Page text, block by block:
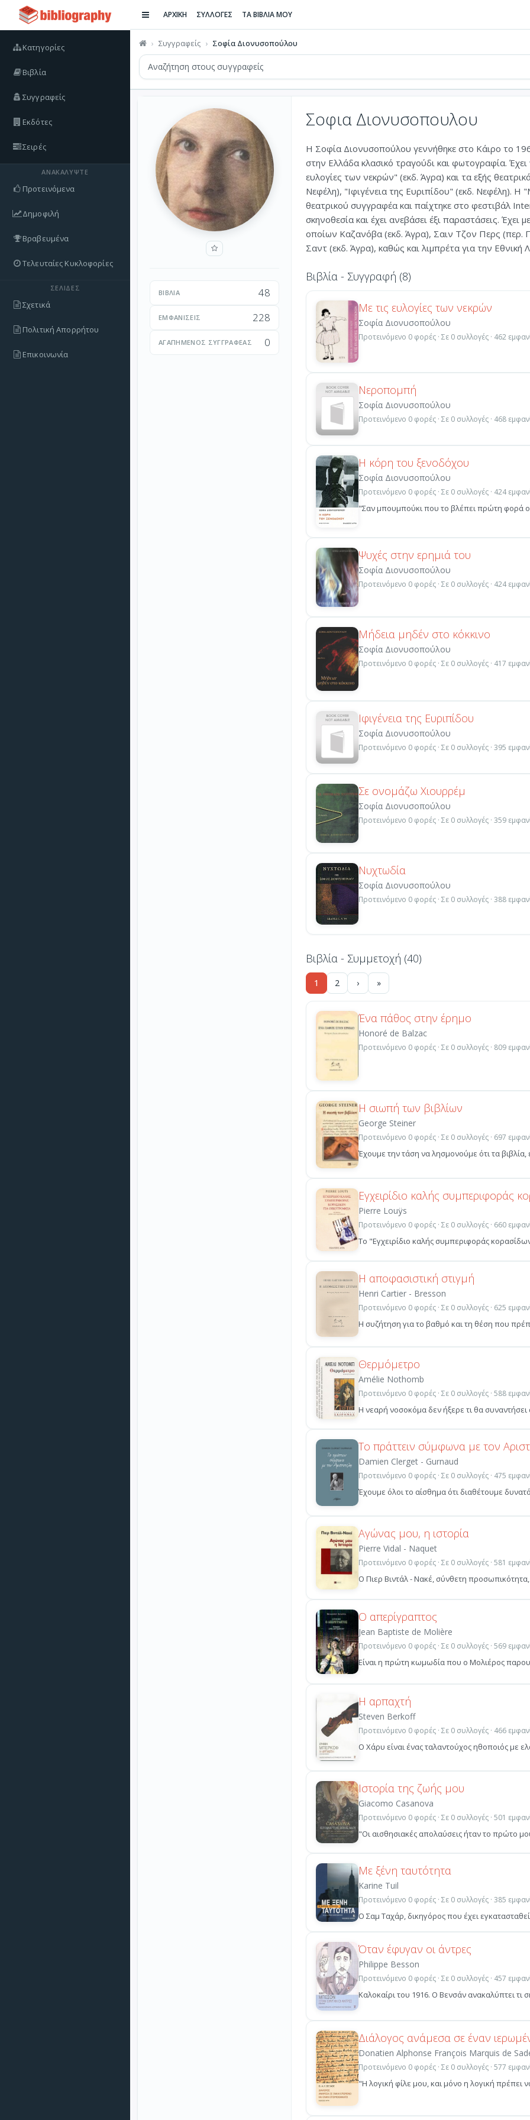
Κατηγορίες
Βιβλία
Συγγραφείς
Εκδότες
Σειρές
ΑΝΑΚΑΛΎΨΤΕ
Προτεινόμενα
Δημοφιλή
Βραβευμένα
Τελευταίες Κυκλοφορίες
ΣΕΛΊΔΕΣ
Σχετικά
Πολιτική Απορρήτου
Επικοινωνία
ΑΡΧΙΚΗ ΣΥΛΛΟΓΕΣ ΤΑ ΒΙΒΛΙΑ ΜΟΥ
Συγγραφείς Σοφία Διονυσοπούλου
ΒΙΒΛΊΑ 48
ΕΜΦΑΝΊΣΕΙΣ 228
ΑΓΑΠΗΜΈΝΟΣ ΣΥΓΓΡΑΦΈΑΣ 0
Σοφια Διονυσοπουλου
Η Σοφία Διονυσοπούλου γεννήθηκε στο Κάιρο το
στην Ελλάδα κλασικό τραγούδι και φωτογραφία.
ευλογίες των νεκρών" (εκδ. Άγρα) και τα εξής
Νεφέλη), "Ιφιγένεια της Ευριπίδου" (εκδ. Νεφέλη).
θεατρικού συγγραφέα και παίχτηκε στο φεστιβάλ
σκηνοθεσία και έχει ανεβάσει έξι παραστάσεις.
οποίων Καζανόβα (εκδ. Άγρα), Σαιν Τζον Περς (περ.
Σαντ (εκδ. Άγρα), καθώς και λιμπρέτα για την Εθνική
Βιβλία - Συγγραφή (8)
Με τις ευλογίες των νεκρών
Σοφία Διονυσοπούλου
Προτεινόμενο 0 φορές · Σε 0 συλλογές · 462
Νεροπομπή
Σοφία Διονυσοπούλου
Προτεινόμενο 0 φορές · Σε 0 συλλογές · 468
Η κόρη του ξενοδόχου
Σοφία Διονυσοπούλου
Προτεινόμενο 0 φορές · Σε 0 συλλογές · 424
"Σαν μπουμπούκι που το βλέπει πρώτη φορά
Ψυχές στην ερημιά του
Σοφία Διονυσοπούλου
Προτεινόμενο 0 φορές · Σε 0 συλλογές · 424
Μήδεια μηδέν στο κόκκινο
Σοφία Διονυσοπούλου
Προτεινόμενο 0 φορές · Σε 0 συλλογές · 417
Ιφιγένεια της Ευριπίδου
Σοφία Διονυσοπούλου
Προτεινόμενο 0 φορές · Σε 0 συλλογές · 395
Σε ονομάζω Χιουρρέμ
Σοφία Διονυσοπούλου
Προτεινόμενο 0 φορές · Σε 0 συλλογές · 359
Νυχτωδία
Σοφία Διονυσοπούλου
Προτεινόμενο 0 φορές · Σε 0 συλλογές · 388
Βιβλία - Συμμετοχή (40)
1 2 › »
Ένα πάθος στην έρημο
Honoré de Balzac
Προτεινόμενο 0 φορές · Σε 0 συλλογές · 809
Η σιωπή των βιβλίων
George Steiner
Προτεινόμενο 0 φορές · Σε 0 συλλογές · 697
Έχουμε την τάση να λησμονούμε ότι τα
Εγχειρίδιο καλής συμπεριφοράς
Pierre Louÿs
Προτεινόμενο 0 φορές · Σε 0 συλλογές · 660
Το "Εγχειρίδιο καλής συμπεριφοράς
Η αποφασιστική στιγμή
Henri Cartier - Bresson
Προτεινόμενο 0 φορές · Σε 0 συλλογές · 625
Η συζήτηση για το βαθμό και τη θέση που
Θερμόμετρο
Amélie Nothomb
Προτεινόμενο 0 φορές · Σε 0 συλλογές · 588
Η νεαρή νοσοκόμα δεν ήξερε τι θα
Το πράττειν σύμφωνα με τον
Damien Clerget - Gurnaud
Προτεινόμενο 0 φορές · Σε 0 συλλογές · 475
Έχουμε όλοι το αίσθημα ότι διαθέτουμε
Αγώνας μου, η ιστορία
Pierre Vidal - Naquet
Προτεινόμενο 0 φορές · Σε 0 συλλογές · 581
Ο Πιερ Βιντάλ - Νακέ, σύνθετη προσωπικότητα,
Ο απερίγραπτος
Jean Baptiste de Molière
Προτεινόμενο 0 φορές · Σε 0 συλλογές · 569
Είναι η πρώτη κωμωδία που ο Μολιέρος
Η αρπαχτή
Steven Berkoff
Προτεινόμενο 0 φορές · Σε 0 συλλογές · 466
Ο Χάρυ είναι ένας ταλαντούχος ηθοποιός με
Ιστορία της ζωής μου
Giacomo Casanova
Προτεινόμενο 0 φορές · Σε 0 συλλογές · 501
"Οι αισθησιακές απολαύσεις ήταν το πρώτο
Με ξένη ταυτότητα
Karine Tuil
Προτεινόμενο 0 φορές · Σε 0 συλλογές · 385
Ο Σαμ Ταχάρ, δικηγόρος που έχει
Όταν έφυγαν οι άντρες
Philippe Besson
Προτεινόμενο 0 φορές · Σε 0 συλλογές · 457
Καλοκαίρι του 1916. Ο Βενσάν ανακαλύπτει τι
Διάλογος ανάμεσα σε έναν
Donatien Alphonse François Marquis de
Προτεινόμενο 0 φορές · Σε 0 συλλογές · 577
"Η λογική φίλε μου, και μόνο η λογική πρέπει